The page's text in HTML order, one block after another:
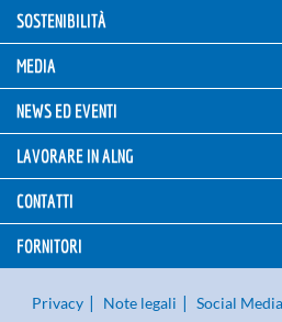
SOSTENIBILITÀ
MEDIA
NEWS ED EVENTI
LAVORARE IN ALNG
CONTATTI
FORNITORI
Privacy Note legali Social